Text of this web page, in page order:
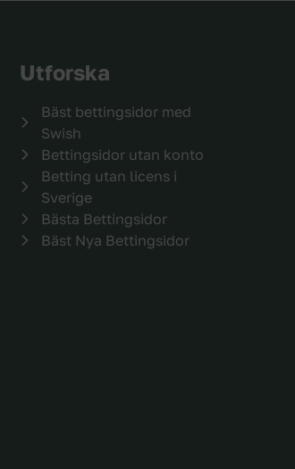
Utforska
Bäst bettingsidor med
Swish
Bettingsidor utan konto
Betting utan licens i
Sverige
Bästa Bettingsidor
Bäst Nya Bettingsidor